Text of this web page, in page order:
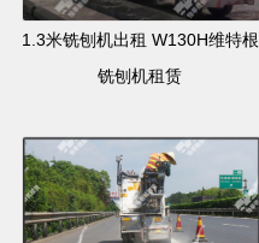
1.3米铣刨机出租 W130H维特根
铣刨机租赁